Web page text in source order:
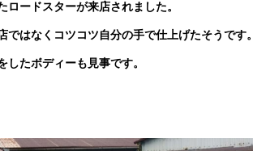
ロードスターが来店されました。
ではなくコツコツ自分の手で仕上げたそうです。
したボディーも見事です。